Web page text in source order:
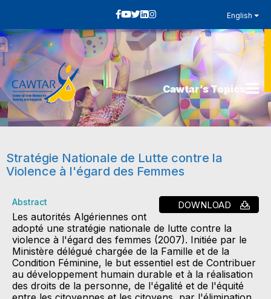
English
Cawtar’s Topics
Stratégie Nationale de Lutte contre la
Violence à l'égard des Femmes
DOWNLOAD
Abstract
Les autorités Algériennes ont
adopté une stratégie nationale de lutte contre la
violence à l'égard des femmes (2007). Initiée par le
Ministère délégué chargée de la Famille et de la
Condition Féminine, le but essentiel est de Contribuer
au développement humain durable et à la réalisation
des droits de la personne, de l'égalité et de l'équité